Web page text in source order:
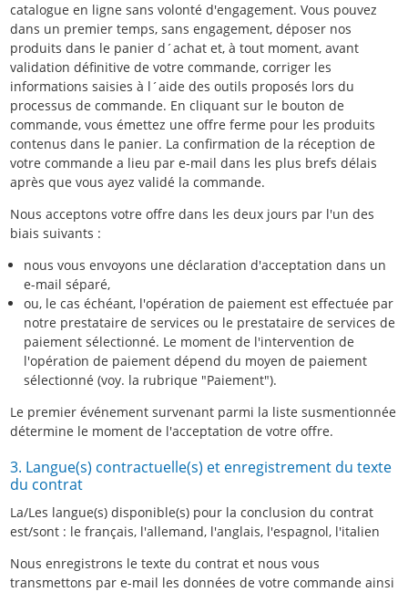
catalogue en ligne sans volonté d'engagement. Vous pouvez
dans un premier temps, sans engagement, déposer nos
produits dans le panier d´achat et, à tout moment, avant
validation définitive de votre commande, corriger les
informations saisies à l´aide des outils proposés lors du
processus de commande. En cliquant sur le bouton de
commande, vous émettez une offre ferme pour les produits
contenus dans le panier. La confirmation de la réception de
votre commande a lieu par e-mail dans les plus brefs délais
après que vous ayez validé la commande.
Nous acceptons votre offre dans les deux jours par l'un des
biais suivants :
nous vous envoyons une déclaration d'acceptation dans un
e-mail séparé,
ou, le cas échéant, l'opération de paiement est effectuée par
notre prestataire de services ou le prestataire de services de
paiement sélectionné. Le moment de l'intervention de
l'opération de paiement dépend du moyen de paiement
sélectionné (voy. la rubrique "Paiement").
Le premier événement survenant parmi la liste susmentionnée
détermine le moment de l'acceptation de votre offre.
3. Langue(s) contractuelle(s) et enregistrement du texte
du contrat
La/Les langue(s) disponible(s) pour la conclusion du contrat
est/sont : le français, l'allemand, l'anglais, l'espagnol, l'italien
Nous enregistrons le texte du contrat et nous vous
transmettons par e-mail les données de votre commande ainsi